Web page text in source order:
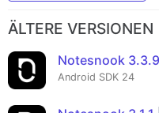
ÄLTERE VERSIONEN
Notesnook 3.3.9
Android SDK 24